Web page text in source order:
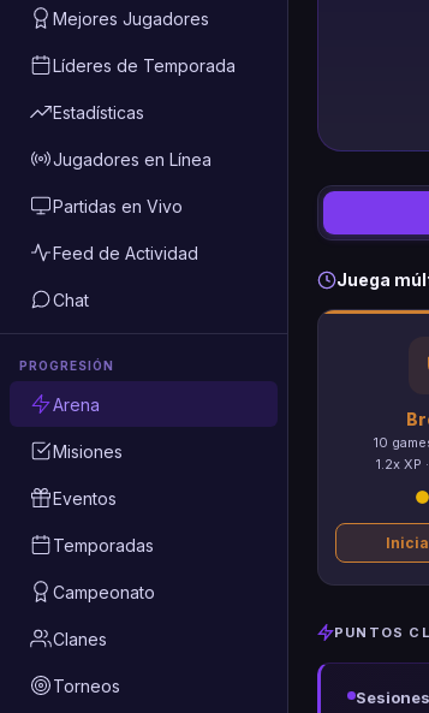
Mejores Jugadores
Líderes de Temporada
Estadísticas
Jugadores en Línea
Partidas en Vivo
Feed de Actividad
Chat
PROGRESIÓN
Arena
Misiones
Eventos
Temporadas
Campeonato
Clanes
Torneos
Juega
10
1.2x XP
PUNTOS